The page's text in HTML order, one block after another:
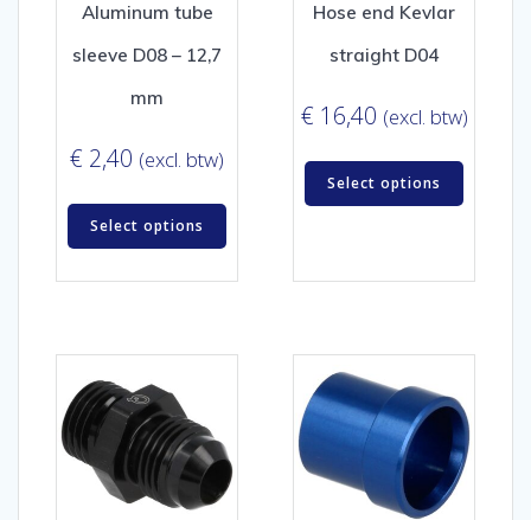
Aluminum tube
sleeve D08 – 12,7
mm
€ 2,40 (excl. btw)
Select options
Hose end Kevlar
straight D04
€ 16,40 (excl. btw)
Select options